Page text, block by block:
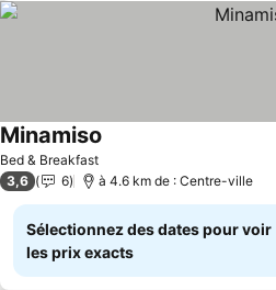
Bed & Breakfast
Minamiso
3,6 6 à 4.6 km de : Centre-ville
Sélectionnez des dates pour voir
les prix exacts